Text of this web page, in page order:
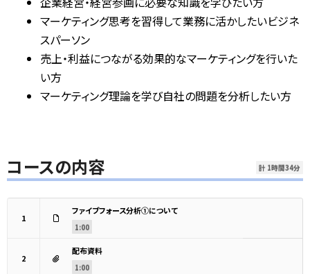
マーケティング思考を習得して業務に活かしたいビジネ
スパーソン
売上・利益につながる効果的なマーケティングを行いた
い方
マーケティング理論を学び自社の問題を分析したい方
コースの内容 計 1時間34分
1
ファイブフォース分析①について
1:00
2
配布資料
1:00